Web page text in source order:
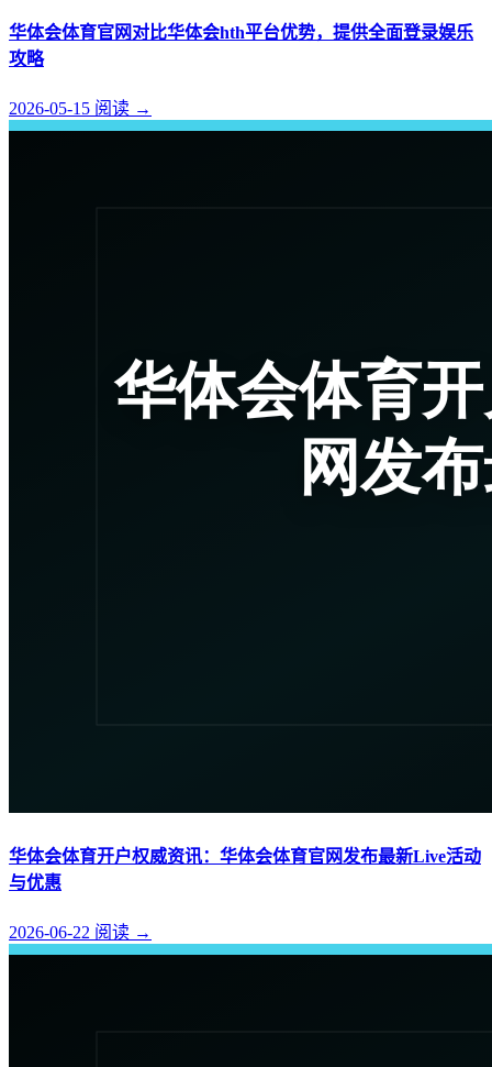
华体会体育官网对比华体会hth平台优势，提供全面登录娱乐
攻略
2026-05-15 阅读 →
华体会体育开户权威资讯：华体会体育官网发布最新Live活动
与优惠
2026-06-22 阅读 →